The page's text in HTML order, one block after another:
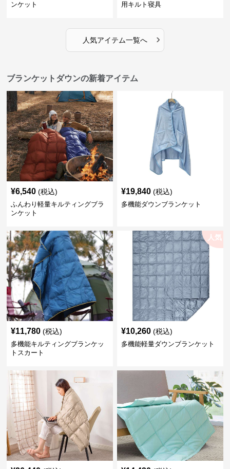
ンケット
用キルト寝具
人気アイテム一覧へ ›
ブランケットダウンの新着アイテム
¥6,540 (税込)
ふんわり軽量キルティングブラ
ンケット
¥19,840 (税込)
多機能ダウンブランケット
¥11,780 (税込)
多機能キルティングブランケッ
トスカート
人気
¥10,260 (税込)
多機能軽量ダウンブランケット